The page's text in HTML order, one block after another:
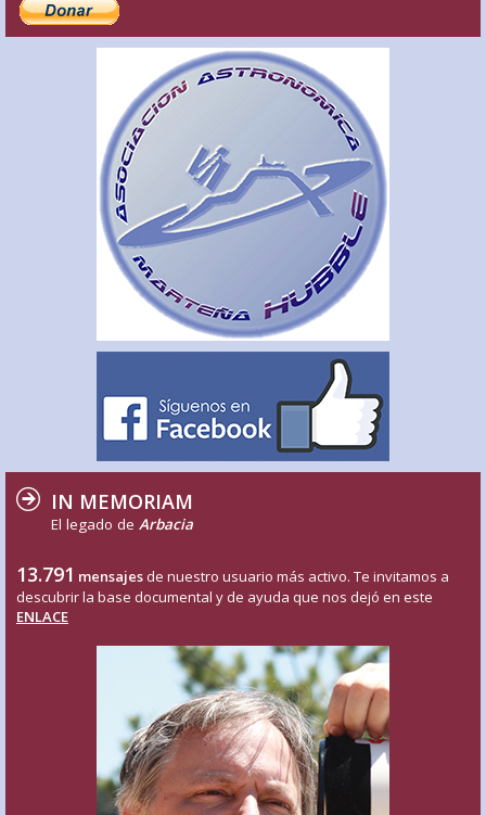
IN MEMORIAM
El legado de Arbacia
13.791 mensajes de nuestro usuario más activo. Te invitamos a
descubrir la base documental y de ayuda que nos dejó en este
ENLACE